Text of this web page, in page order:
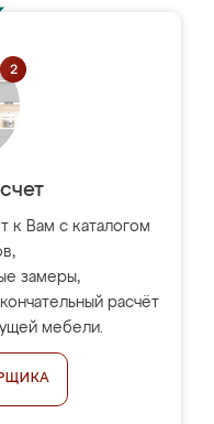
к Вам с каталогом
замеры,
расчёт
мебели.